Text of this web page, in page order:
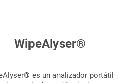
WipeAlyser®
es un analizador portátil